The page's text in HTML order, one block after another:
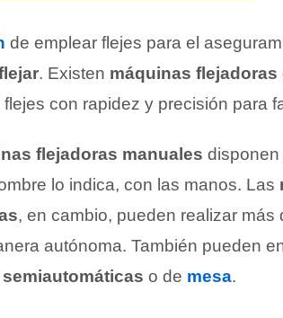
de emplear flejes para el
. Existen máquinas flejadoras
con rapidez y precisión para
flejadoras manuales
lo indica, con las manos. Las
, en cambio, pueden realizar
autónoma. También pueden
o de mesa.